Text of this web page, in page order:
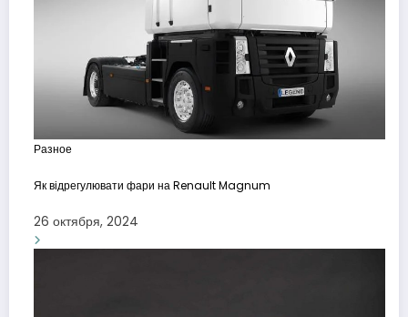
Разное
Як відрегулювати фари на Renault Magnum
26 октября, 2024